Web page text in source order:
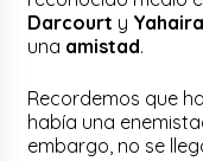
Darcourt y
una amistad.
Recordemos que
había una
embargo, no se